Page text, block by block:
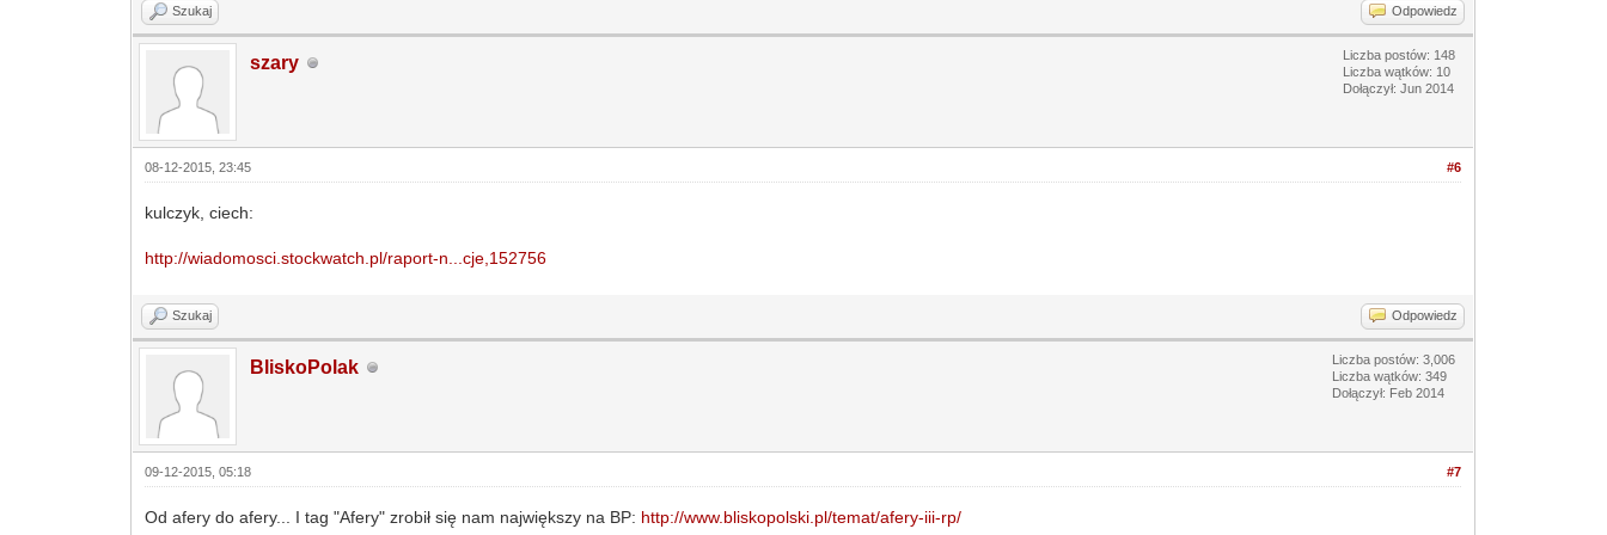
Szukaj Odpowiedz
szary
Liczba postów: 148
Liczba wątków: 10
Dołączył: Jun 2014
#6
08-12-2015, 23:45
kulczyk, ciech:
http://wiadomosci.stockwatch.pl/raport-n...cje,152756
Szukaj Odpowiedz
BliskoPolak
Liczba postów: 3,006
Liczba wątków: 349
Dołączył: Feb 2014
#7
09-12-2015, 05:18
Od afery do afery... I tag "Afery" zrobił się nam największy na BP: http://www.bliskopolski.pl/temat/afery-iii-rp/